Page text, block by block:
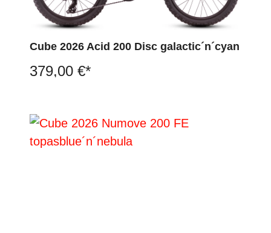
Cube 2026 Acid 200 Disc galactic´n´cyan
379,00 €*